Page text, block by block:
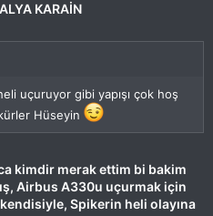
KARAİN
uçuruyor gibi yapışı çok hoş
Hüseyin
kimdir merak ettim bi bakim
Airbus A330u uçurmak için
Spikerin heli olayına